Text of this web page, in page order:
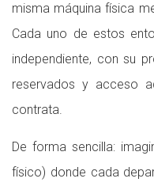
misma máquina física
Cada uno de estos
independiente, con su
reservados y acceso
contrata.
De forma sencilla:
físico) donde cada